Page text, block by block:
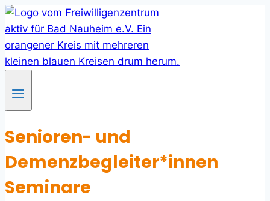
Skip
to
content
Senioren- und
Demenzbegleiter*innen
Seminare